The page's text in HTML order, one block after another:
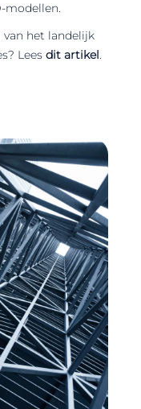
modellen.
het landelijk
Lees dit artikel.